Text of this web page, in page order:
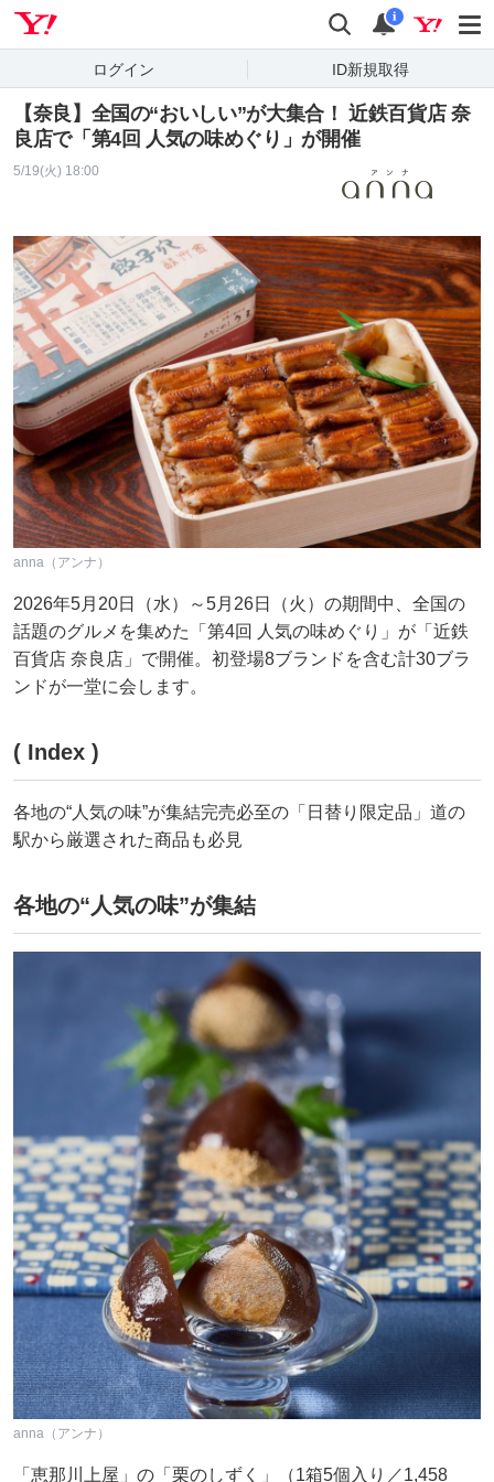
検索 通知
i
ログイン ID新規取得
【奈良】全国の“おいしい”が大集合！ 近鉄百貨店 奈
良店で「第4回 人気の味めぐり」が開催
5/19(火) 18:00
anna（アンナ）
2026年5月20日（水）～5月26日（火）の期間中、全国の
話題のグルメを集めた「第4回 人気の味めぐり」が「近鉄
百貨店 奈良店」で開催。初登場8ブランドを含む計30ブラ
ンドが一堂に会します。
( Index )
各地の“人気の味”が集結完売必至の「日替り限定品」道の
駅から厳選された商品も必見
各地の“人気の味”が集結
anna（アンナ）
「恵那川上屋」の「栗のしずく」（1箱5個入り／1,458